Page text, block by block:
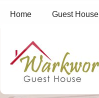
Home Guest House